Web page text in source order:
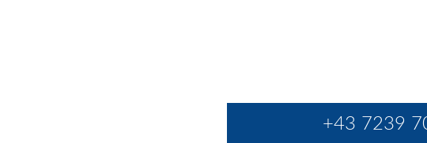
+43 7239